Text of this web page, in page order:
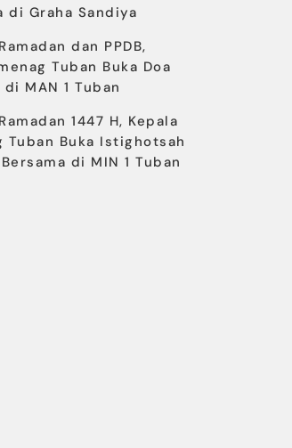
di Graha Sandiya
dan PPDB,
Tuban Buka Doa
MAN 1 Tuban
1447 H, Kepala
Tuban Buka Istighotsah
di MIN 1 Tuban